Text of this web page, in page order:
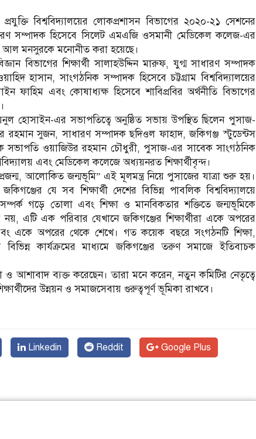
বিশ্ববিদ্যালয়ের লোকপ্রশাসন বিভাগের ২০২০-২১ সেশনের
সম্পাদক হিসেবে সিলেট এমএজি ওসমানী মেডিকেল কলেজ-এর
আল মনসুরকে মনোনীত করা হয়েছে।
বিভাগের শিক্ষার্থী সালাহউদ্দিন মারুফ, যুগ্ম সাধারণ সম্পাদক
হাসান, সাংগঠনিক সম্পাদক হিসেবে চট্টগ্রাম বিশ্ববিদ্যালয়ের
ফাহিম এবং কোষাধ্যক্ষ হিসেবে শাবিপ্রবির অর্থনীতি বিভাগের
হোসাইন-এর সভাপতিত্বে অনুষ্ঠিত সভায় উপস্থিত ছিলেন পুসাজ-
রহমান সুজন, সাধারণ সম্পাদক ছদিওল ফাহাদ, জকিগঞ্জ স্টুডেন্টস
সভাপতি ওয়াজিউর রহমান চৌধুরী, পুসাজ-এর সাবেক সাংগঠনিক
এবং মেডিকেল কলেজে অধ্যয়নরত শিক্ষার্থীবৃন্দ।
আলোকিত জন্মভূমি” এই মূলমন্ত্র নিয়ে পুসাজের যাত্রা শুরু হয়।
যে সব শিক্ষার্থী দেশের বিভিন্ন পাবলিক বিশ্ববিদ্যালয়ে
গড়ে তোলা এবং শিক্ষা ও মানবিকতার শক্তিতে জন্মভূমিকে
এটি এক পরিবার যেখানে জকিগঞ্জের শিক্ষার্থীরা একে অপরের
একে অপরের থেকে শেখে। গত কয়েক বছরে সংগঠনটি শিক্ষা,
কার্যক্রমের মাধ্যমে জকিগঞ্জের তরুণ সমাজে ইতিবাচক
ও আশাবাদ ব্যক্ত করেছেন। তারা মনে করেন, নতুন কমিটির নেতৃত্বে
উন্নয়ন ও সমাজসেবায় গুরুত্বপূর্ণ ভূমিকা রাখবে।
Linkedin Reddit Google Plus